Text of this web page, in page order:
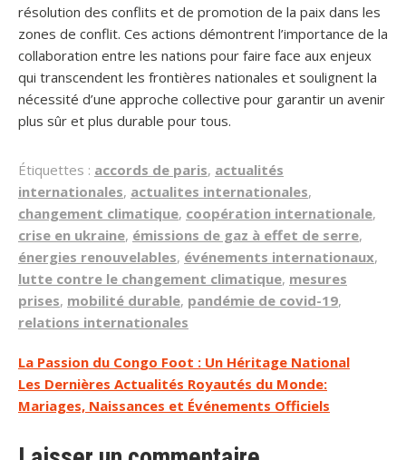
résolution des conflits et de promotion de la paix dans les
zones de conflit. Ces actions démontrent l’importance de la
collaboration entre les nations pour faire face aux enjeux
qui transcendent les frontières nationales et soulignent la
nécessité d’une approche collective pour garantir un avenir
plus sûr et plus durable pour tous.
Étiquettes : accords de paris, actualités
internationales, actualites internationales,
changement climatique, coopération internationale,
crise en ukraine, émissions de gaz à effet de serre,
énergies renouvelables, événements internationaux,
lutte contre le changement climatique, mesures
prises, mobilité durable, pandémie de covid-19,
relations internationales
Navigation
de
l’article
La Passion du Congo Foot : Un Héritage National
Les Dernières Actualités Royautés du Monde:
Mariages, Naissances et Événements Officiels